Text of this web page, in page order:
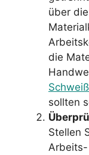
über
die
sollten
Stellen